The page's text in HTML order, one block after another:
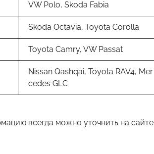
VW Polo, Skoda Fabia
Skoda Octavia, Toyota Corolla
Toyota Camry, VW Passat
Nissan Qashqai, Toyota RAV4, Mer
cedes GLC
всегда можно уточнить на сайте